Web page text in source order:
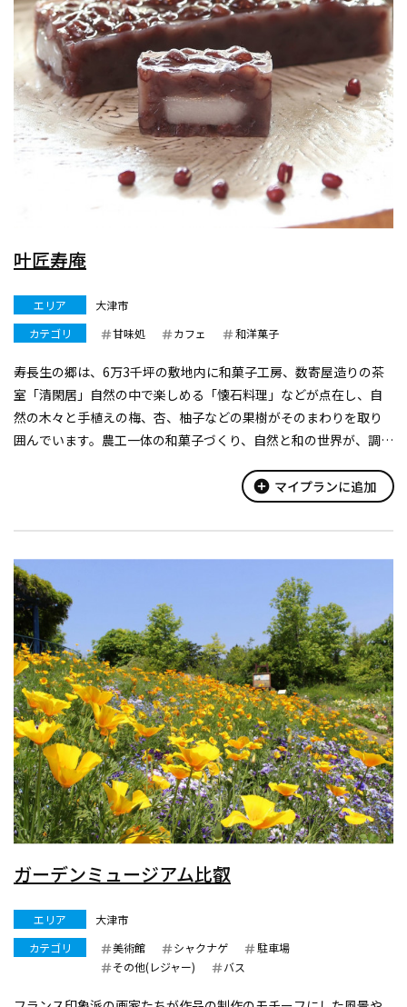
叶匠寿庵
エリア
大津市
カテゴリ
甘味処 カフェ 和洋菓子
寿長生の郷は、6万3千坪の敷地内に和菓子工房、数寄屋造りの茶
室「清閑居」自然の中で楽しめる「懐石料理」などが点在し、自
然の木々と手植えの梅、杏、柚子などの果樹がそのまわりを取り
囲んでいます。農工一体の和菓子づくり、自然と和の世界が、調和
add_circle マイプランに追加
ガーデンミュージアム比叡
エリア
大津市
カテゴリ
美術館 シャクナゲ
駐車場
その他(レジャー)
バス